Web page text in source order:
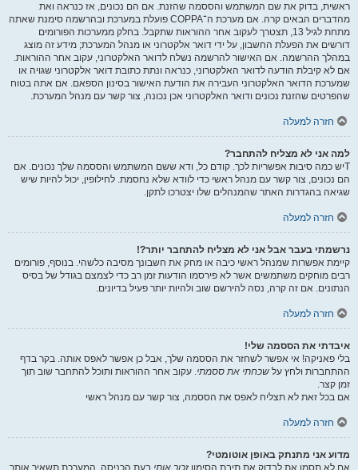
ראשית, בדוק את שם המשתמש והססמה שהזנת. אם הם נכונים, אז כנראה ואת
מהדברים הבאים קרה. אם מערכת ה־COPPA פועלת במערכת ובהרשמה סימנת שאתה
מתחת לגיל 13, תצטרך לעקוב אחר ההוראות שתקבל. בחלק ממערכות הפורומים
דורשים את הפעלת החשבון, על ידי דואר אלקטרוני או מנהל המערכת; מידע זה מוצג
במהלך ההרשמה. אם האישור להרשמה נשלח לדואר האלקטרוני, עקוב אחר ההוראות.
אם לא קיבלת הודעה לדואר האלקטרוני, כנראה ונתת כתובת דואר אלקטרוני שגויה או
שמערכת הדואר האלקטרוני העבירה את הודעת האישור בסינון הספאם. אם אתה בטוח
שהפרטים שהזנת נכונים ודואר האלקטרוני אכן נכונה, צור קשר עם מנהל המערכת.
חזרה למעלה
למה אני לא מצליח להתחבר?
Tיש כמה סיבות אפשריות לכך. קודם כל, ודא ששם המשתמש והססמה שלך נכונים. אם
הם נכונים, צור קשר עם מנהל ראשי כדי לוודא שלא נחסמת. לחילופין, יכול להיות שיש
שגיאה בהגדרות האתר שהמנהלים שלו יצטרכו לתקן.
חזרה למעלה
נרשמתי בעבר אבל אני לא מצליח להתחבר יותר?!
קיימת אפשרות שמנהל ראשי כיבה או מחק את חשבונך מסיבה כלשהי. בנוסף, פורומים
רבים מוחקים משתמשים אשר לא פירסמו הודעות זמן רב כדי לצמצם בגודל של בסיס
הנתונים. אם זה קרה, נסה להירשם שוב ולהיות יותר פעיל בדיונים.
חזרה למעלה
איבדתי את הססמה שלי!
בלי פאניקה! אי אפשר לשחזר את הססמה שלך, אבל כן אפשר לאפס אותה. בקר בדף
ההתחברות ולחץ על שכחתי את ססמתי. עקוב אחר ההוראות ותוכל להתחבר שוב תוך
זמן קצר.
אם בכל זאת לא תצליח לאפס את הססמה, צור קשר עם מנהל ראשי
חזרה למעלה
מדוע אני מתנתק באופן אוטומטי?
אם לא תסמן את לבדוק את תיבת הסימוןזכור אותי בעת הכניסה, המערכת תשאיר אותך